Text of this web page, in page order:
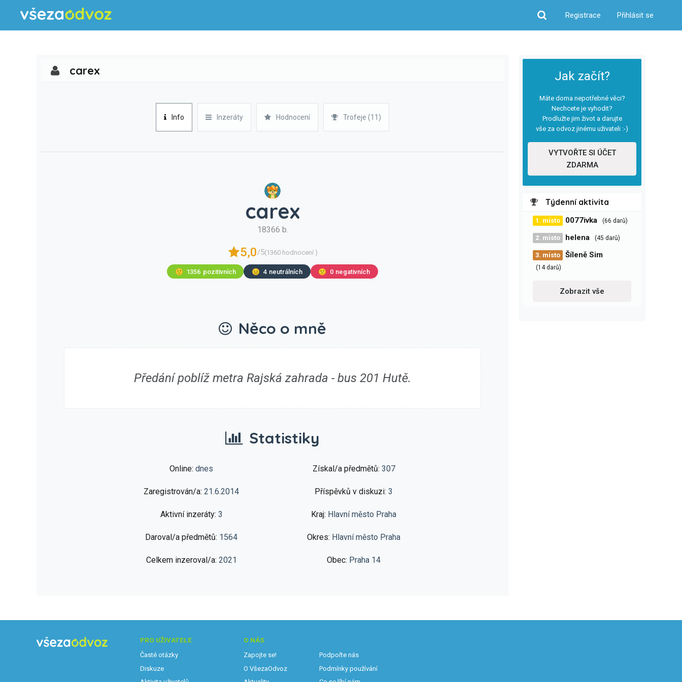
Hledat
Registrace Přihlásit se
Jak začít?
Máte doma nepotřebné věci?
Nechcete je vyhodit?
Prodlužte jim život a darujte
vše za odvoz jinému uživateli :-)
VYTVOŘTE SI ÚČET
ZDARMA
Týdenní aktivita
1. místo 0077ivka (66 darů)
2. místo helena (45 darů)
3. místo Šíleně Sim
(14 darů)
Zobrazit vše
carex
Info Inzeráty Hodnocení Trofeje (11)
carex
18366 b.
5,0/5(1360 hodnocení )
🙂 1356 pozitivních 😐 4 neutrálních 🙁 0 negativních
Něco o mně
Předání poblíž metra Rajská zahrada - bus 201 Hutě.
Statistiky
Online: dnes
Zaregistrován/a: 21.6.2014
Aktivní inzeráty: 3
Daroval/a předmětů: 1564
Celkem inzeroval/a: 2021
Získal/a předmětů: 307
Příspěvků v diskuzi: 3
Kraj: Hlavní město Praha
Okres: Hlavní město Praha
Obec: Praha 14
PRO UŽIVATELE
Časté otázky
Diskuze
O NÁS
Zapojte se!
O VšezaOdvoz
Podpořte nás
Podmínky používání